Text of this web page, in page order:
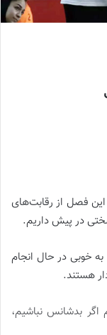
فصل از رقابت‌های
در پیش داریم.
به خوبی در حال انجام
هستند.
اگر بدشانس نباشیم،